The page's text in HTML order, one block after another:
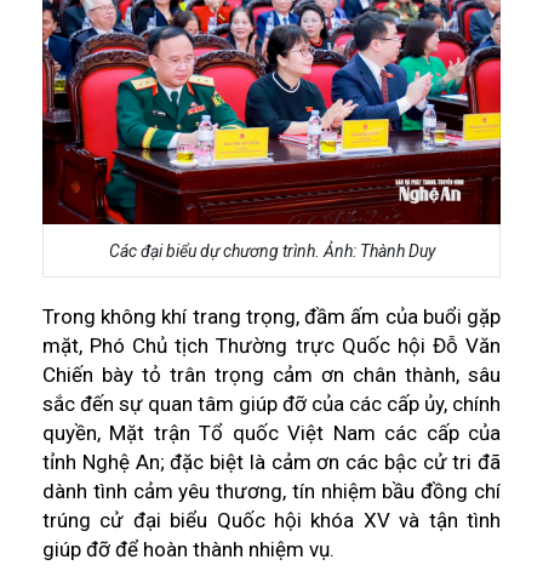
Các đại biểu dự chương trình. Ảnh: Thành Duy
Trong không khí trang trọng, đầm ấm của buổi gặp
mặt, Phó Chủ tịch Thường trực Quốc hội Đỗ Văn
Chiến bày tỏ trân trọng cảm ơn chân thành, sâu
sắc đến sự quan tâm giúp đỡ của các cấp ủy, chính
quyền, Mặt trận Tổ quốc Việt Nam các cấp của
tỉnh Nghệ An; đặc biệt là cảm ơn các bậc cử tri đã
dành tình cảm yêu thương, tín nhiệm bầu đồng chí
trúng cử đại biểu Quốc hội khóa XV và tận tình
giúp đỡ để hoàn thành nhiệm vụ.